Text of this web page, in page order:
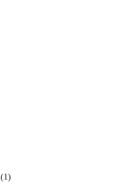
(1)